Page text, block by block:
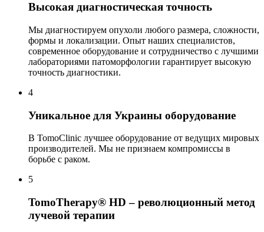
Высокая диагностическая точность
Мы диагностируем опухоли любого размера, сложности,
формы и локализации. Опыт наших специалистов,
современное оборудование и сотрудничество с лучшими
лабораториями патоморфологии гарантирует высокую
точность диагностики.
4
Уникальное для Украины оборудование
В TomoClinic лучшее оборудование от ведущих мировых
производителей. Мы не признаем компромиссы в
борьбе с раком.
5
TomoTherapy® HD – революционный метод
лучевой терапии